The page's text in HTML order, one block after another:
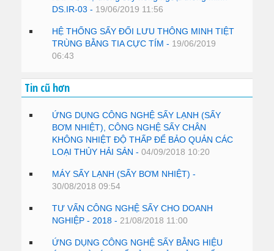
DS.IR-03 - 19/06/2019 11:56
HỆ THỐNG SẤY ĐỐI LƯU THÔNG MINH TIỆT
TRÙNG BẰNG TIA CỰC TÍM - 19/06/2019
06:43
Tin cũ hơn
ỨNG DỤNG CÔNG NGHỆ SẤY LẠNH (SẤY
BƠM NHIỆT), CÔNG NGHỆ SẤY CHÂN
KHÔNG NHIỆT ĐỘ THẤP ĐỂ BẢO QUẢN CÁC
LOẠI THỦY HẢI SẢN - 04/09/2018 10:20
MÁY SẤY LẠNH (SẤY BƠM NHIỆT) -
30/08/2018 09:54
TƯ VẤN CÔNG NGHỆ SẤY CHO DOANH
NGHIỆP - 2018 - 21/08/2018 11:00
ỨNG DỤNG CÔNG NGHỆ SẤY BẰNG HIỆU